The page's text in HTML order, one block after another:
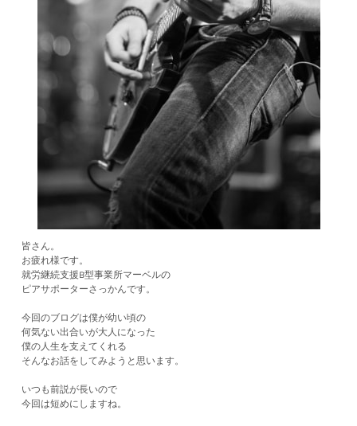
皆さん。
お疲れ様です。
就労継続支援B型事業所マーベルの
ピアサポーターさっかんです。
今回のブログは僕が幼い頃の
何気ない出合いが大人になった
僕の人生を支えてくれる
そんなお話をしてみようと思います。
いつも前説が長いので
今回は短めにしますね。